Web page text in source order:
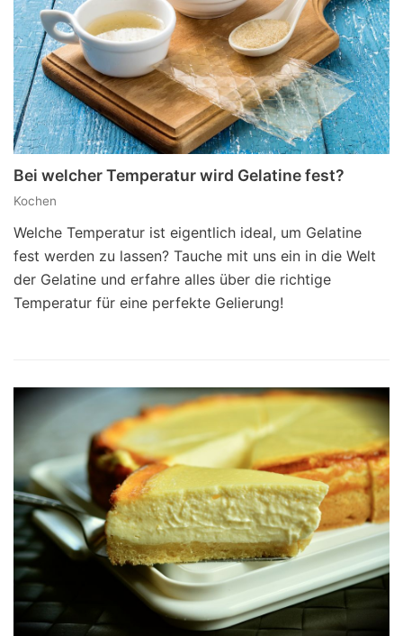
Bei welcher Temperatur wird Gelatine fest?
Kochen
Welche Temperatur ist eigentlich ideal, um Gelatine
fest werden zu lassen? Tauche mit uns ein in die Welt
der Gelatine und erfahre alles über die richtige
Temperatur für eine perfekte Gelierung!